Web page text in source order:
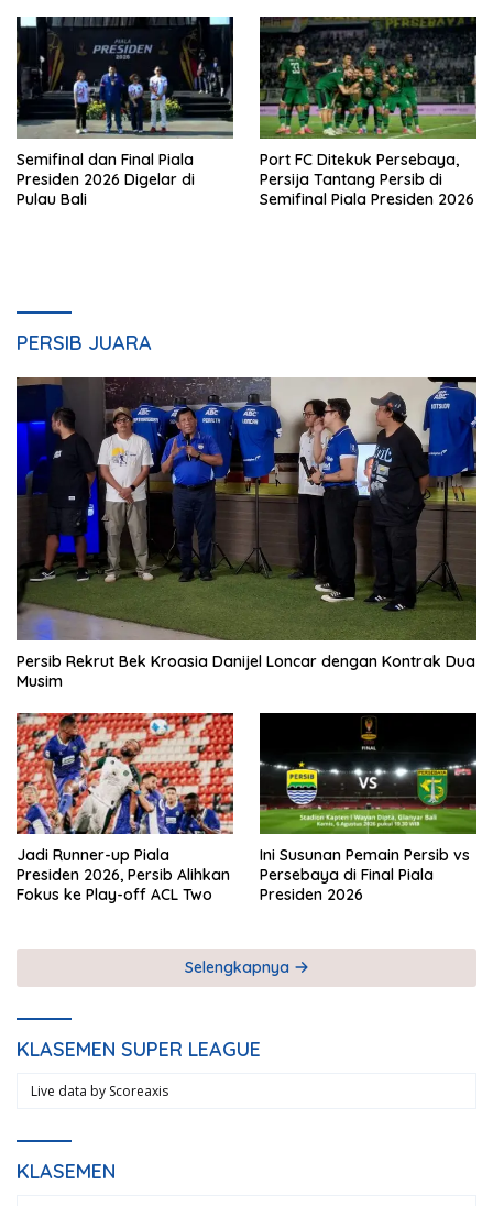
Semifinal dan Final Piala
Presiden 2026 Digelar di
Pulau Bali
Port FC Ditekuk Persebaya,
Persija Tantang Persib di
Semifinal Piala Presiden 2026
PERSIB JUARA
Persib Rekrut Bek Kroasia Danijel Loncar dengan Kontrak Dua
Musim
Jadi Runner-up Piala
Presiden 2026, Persib Alihkan
Fokus ke Play-off ACL Two
Ini Susunan Pemain Persib vs
Persebaya di Final Piala
Presiden 2026
Selengkapnya
KLASEMEN SUPER LEAGUE
Live data by Scoreaxis
KLASEMEN